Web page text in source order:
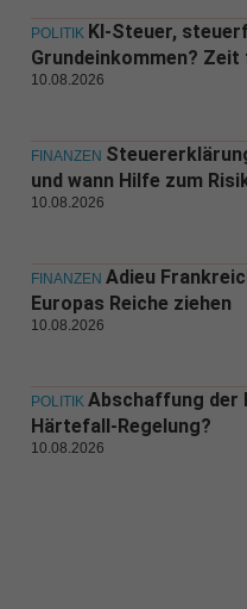
POLITIK KI-Steuer,
Grundeinkommen?
10.08.2026
FINANZEN
und wann Hilfe zum
10.08.2026
FINANZEN Adieu
Europas Reiche ziehen
10.08.2026
POLITIK Abschaffung der
Härtefall-Regelung?
10.08.2026